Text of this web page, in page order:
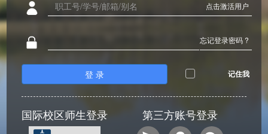
点击激活用户
忘记登录密码 ?
登 录 记住我
国际校区师生登录 第三方账号登录